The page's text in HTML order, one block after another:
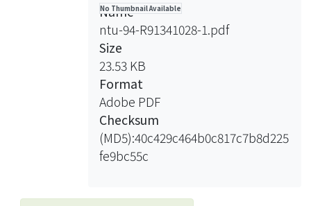
No Thumbnail Available
Name
ntu-94-R91341028-1.pdf
Size
23.53 KB
Format
Adobe PDF
Checksum
(MD5):40c429c464b0c817c7b8d225
fe9bc55c